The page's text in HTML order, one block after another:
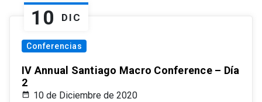
10 DIC
Conferencias
IV Annual Santiago Macro Conference – Día
2
10 de Diciembre de 2020